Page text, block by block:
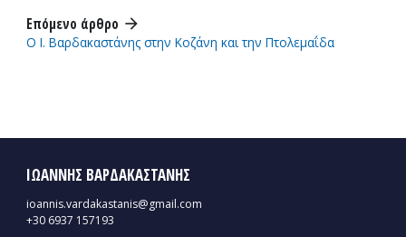
Επόμενο άρθρο arrow_forward
Ο Ι. Βαρδακαστάνης στην Κοζάνη και την Πτολεμαΐδα
ΙΩΑΝΝΗΣ ΒΑΡΔΑΚΑΣΤΑΝΗΣ
ioannis.vardakastanis@gmail.com
+30 6937 157193